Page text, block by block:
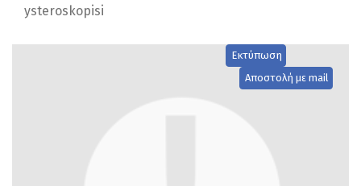
ysteroskopisi
Εκτύπωση
Αποστολή με mail